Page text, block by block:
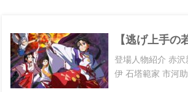
【逃げ上手の
登場人物紹介 赤
伊 石塔範家 市河